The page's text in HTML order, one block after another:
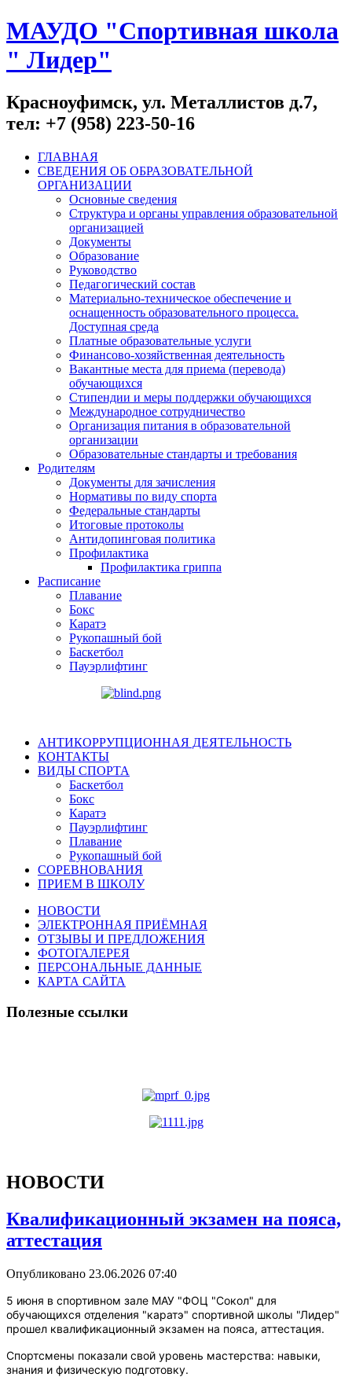
МАУДО "Спортивная школа
" Лидер"
Красноуфимск, ул. Металлистов д.7,
тел: +7 (958) 223-50-16
ГЛАВНАЯ
СВЕДЕНИЯ ОБ ОБРАЗОВАТЕЛЬНОЙ
ОРГАНИЗАЦИИ
Основные сведения
Структура и органы управления образовательной
организацией
Документы
Образование
Руководство
Педагогический состав
Материально-техническое обеспечение и
оснащенность образовательного процесса.
Доступная среда
Платные образовательные услуги
Финансово-хозяйственная деятельность
Вакантные места для приема (перевода)
обучающихся
Стипендии и меры поддержки обучающихся
Международное сотрудничество
Организация питания в образовательной
организации
Образовательные стандарты и требования
Родителям
Документы для зачисления
Нормативы по виду спорта
Федеральные стандарты
Итоговые протоколы
Антидопинговая политика
Профилактика
Профилактика гриппа
Расписание
Плавание
Бокс
Каратэ
Рукопашный бой
Баскетбол
Пауэрлифтинг
АНТИКОРРУПЦИОННАЯ ДЕЯТЕЛЬНОСТЬ
КОНТАКТЫ
ВИДЫ СПОРТА
Баскетбол
Бокс
Каратэ
Пауэрлифтинг
Плавание
Рукопашный бой
СОРЕВНОВАНИЯ
ПРИЕМ В ШКОЛУ
НОВОСТИ
ЭЛЕКТРОННАЯ ПРИЁМНАЯ
ОТЗЫВЫ И ПРЕДЛОЖЕНИЯ
ФОТОГАЛЕРЕЯ
ПЕРСОНАЛЬНЫЕ ДАННЫЕ
КАРТА САЙТА
Полезные ссылки
НОВОСТИ
Квалификационный экзамен на пояса,
аттестация
Опубликовано 23.06.2026 07:40
5 июня в спортивном зале МАУ "ФОЦ "Сокол" для
обучающихся отделения "каратэ" спортивной школы "Лидер"
прошел квалификационный экзамен на пояса, аттестация.
Спортсмены показали свой уровень мастерства: навыки,
знания и физическую подготовку.